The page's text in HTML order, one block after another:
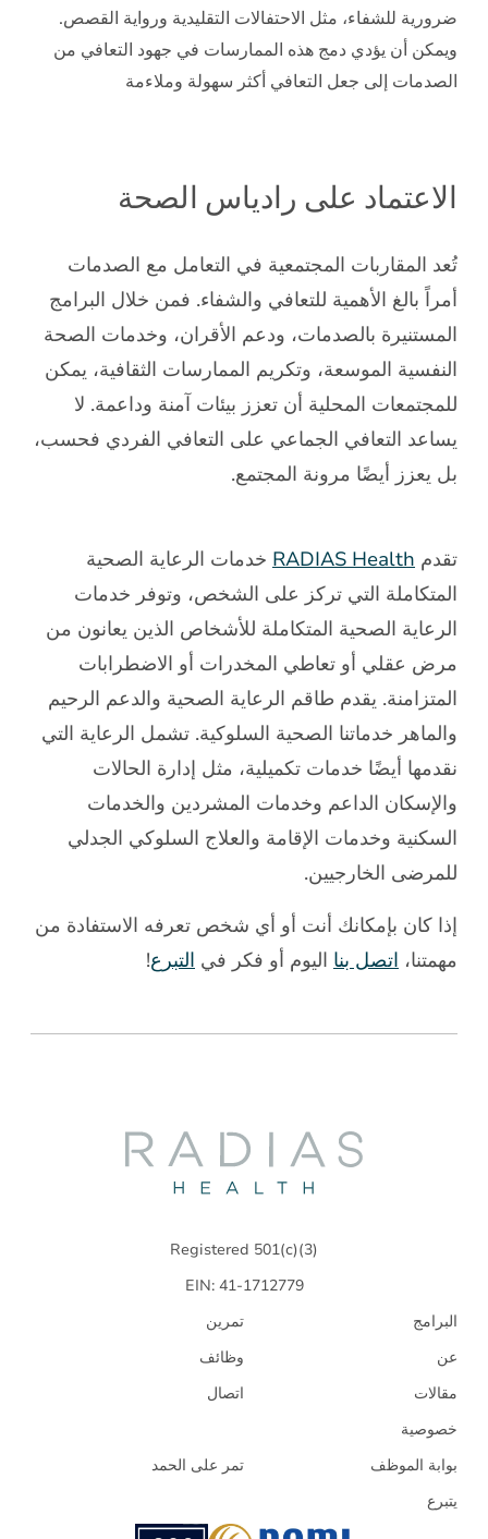
ضرورية للشفاء، مثل الاحتفالات التقليدية ورواية القصص.
ويمكن أن يؤدي دمج هذه الممارسات في جهود التعافي من
الصدمات إلى جعل التعافي أكثر سهولة وملاءمة
الاعتماد على رادياس الصحة
تُعد المقاربات المجتمعية في التعامل مع الصدمات
أمراً بالغ الأهمية للتعافي والشفاء. فمن خلال البرامج
المستنيرة بالصدمات، ودعم الأقران، وخدمات الصحة
النفسية الموسعة، وتكريم الممارسات الثقافية، يمكن
للمجتمعات المحلية أن تعزز بيئات آمنة وداعمة. لا
يساعد التعافي الجماعي على التعافي الفردي فحسب،
بل يعزز أيضًا مرونة المجتمع.
تقدم RADIAS Health خدمات الرعاية الصحية
المتكاملة التي تركز على الشخص، وتوفر خدمات
الرعاية الصحية المتكاملة للأشخاص الذين يعانون من
مرض عقلي أو تعاطي المخدرات أو الاضطرابات
المتزامنة. يقدم طاقم الرعاية الصحية والدعم الرحيم
والماهر خدماتنا الصحية السلوكية. تشمل الرعاية التي
نقدمها أيضًا خدمات تكميلية، مثل إدارة الحالات
والإسكان الداعم وخدمات المشردين والخدمات
السكنية وخدمات الإقامة والعلاج السلوكي الجدلي
للمرضى الخارجيين.
إذا كان بإمكانك أنت أو أي شخص تعرفه الاستفادة من
مهمتنا، اتصل بنا اليوم أو فكر في التبرع!
Registered 501(c)(3)
EIN: 41-1712779
البرامج
تمرين
عن
وظائف
مقالات
اتصال
خصوصية
بوابة الموظف
تمر على الحمد
يتبرع